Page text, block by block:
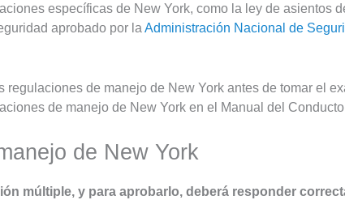
específicas de New York, como la ley de asientos
aprobado por la Administración Nacional de
de manejo de New York antes de tomar el
de manejo de New York en el Manual del
de New York
múltiple, y para aprobarlo, deberá responder